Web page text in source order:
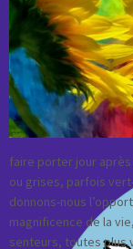
faire porter jour
ou grises, parfois
donnons-nous
magnificence de la
senteurs, toutes plus